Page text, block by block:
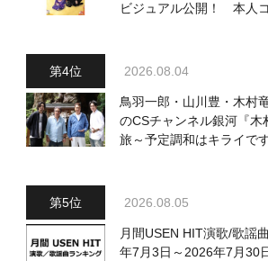
ビジュアル公開！ 本人
2026.08.04
鳥羽一郎・山川豊・木村
のCSチャンネル銀河『木
旅～予定調和はキライで
2026.08.05
月間USEN HIT演歌/歌謡
年7月3日～2026年7月30